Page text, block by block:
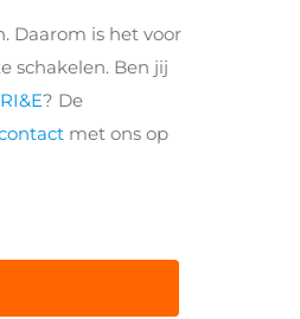
Daarom is het voor
schakelen. Ben jij
RI&E? De
met ons op